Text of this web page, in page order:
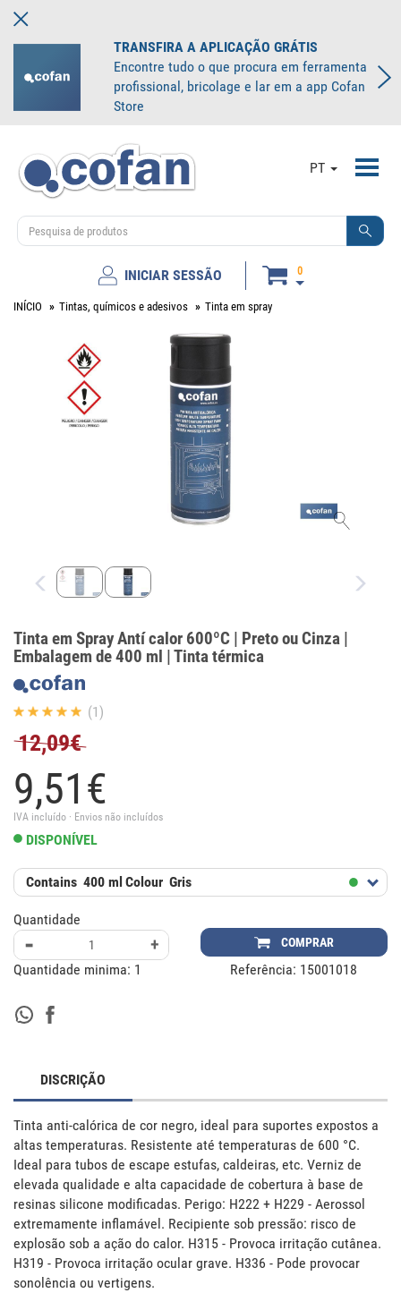
TRANSFIRA A APLICAÇÃO GRÁTIS
Encontre tudo o que procura em ferramenta
profissional, bricolage e lar em a app Cofan
Store
PT
INICIAR SESSÃO 0
INÍCIO Tintas, químicos e adesivos Tinta em spray
Tinta em Spray Antí calor 600ºC | Preto ou Cinza |
Embalagem de 400 ml | Tinta térmica
(1)
12,09€
9,51€
IVA incluído · Envios não incluídos
DISPONÍVEL
Contains 400 mlColour Gris
Quantidade
- + COMPRAR
Quantidade minima: 1 Referência: 15001018
DISCRIÇÃO
Tinta anti-calórica de cor negro, ideal para suportes expostos a
altas temperaturas. Resistente até temperaturas de 600 °C.
Ideal para tubos de escape estufas, caldeiras, etc. Verniz de
elevada qualidade e alta capacidade de cobertura à base de
resinas silicone modificadas. Perigo: H222 + H229 - Aerossol
extremamente inflamável. Recipiente sob pressão: risco de
explosão sob a ação do calor. H315 - Provoca irritação cutânea.
H319 - Provoca irritação ocular grave. H336 - Pode provocar
sonolência ou vertigens.